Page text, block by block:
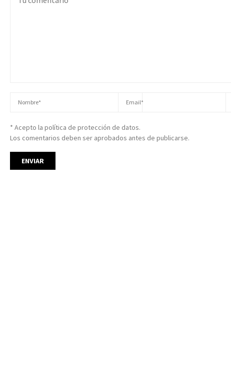
* Acepto la política de protección de datos.
Los comentarios deben ser aprobados antes de publicarse.